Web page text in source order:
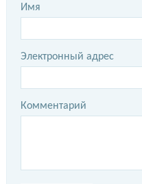
Имя
Электронный адрес
Комментарий